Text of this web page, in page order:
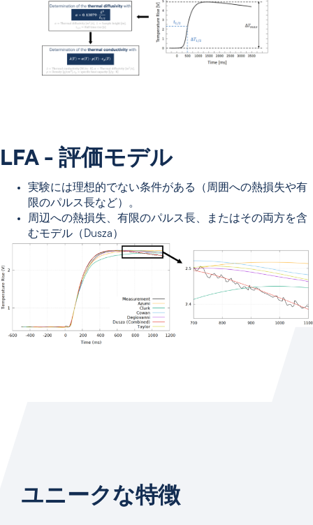
LFA - 評価モデル
実験には理想的でない条件がある（周囲への熱損失や有
限のパルス長など）。
周辺への熱損失、有限のパルス長、またはその両方を含
むモデル（Dusza）
ユニークな特徴